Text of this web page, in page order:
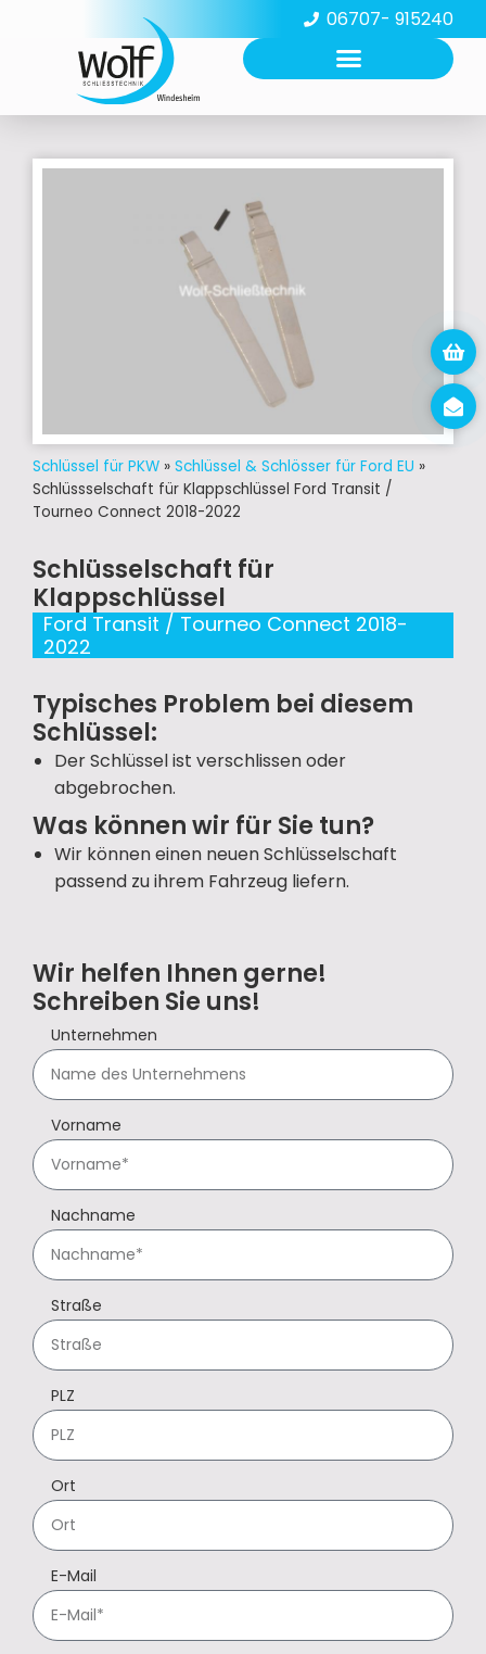
06707- 915240
Schlüssel für PKW » Schlüssel & Schlösser für Ford EU »
Schlüssselschaft für Klappschlüssel Ford Transit /
Tourneo Connect 2018-2022
Schlüsselschaft für
Klappschlüssel
Ford Transit / Tourneo Connect 2018-
2022
Typisches Problem bei diesem
Schlüssel:
Der Schlüssel ist verschlissen oder
abgebrochen.
Was können wir für Sie tun?
Wir können einen neuen Schlüsselschaft
passend zu ihrem Fahrzeug liefern.
Wir helfen Ihnen gerne!
Schreiben Sie uns!
Unternehmen
Vorname
Nachname
Straße
PLZ
Ort
E-Mail